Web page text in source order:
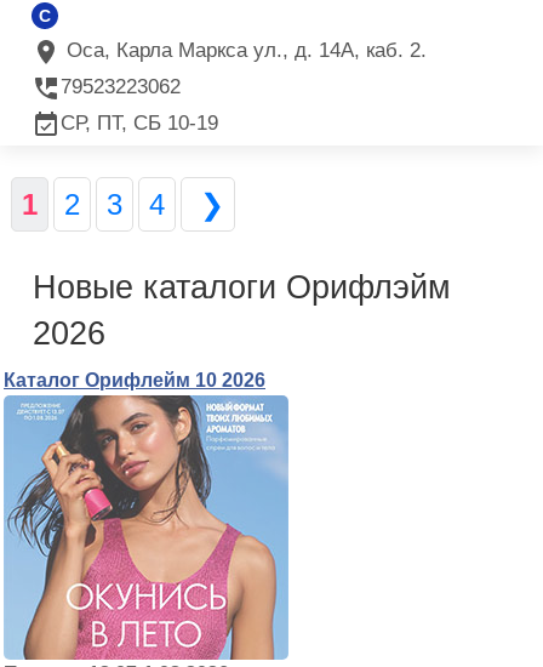
C
Оса, Карла Маркса ул., д. 14А, каб. 2.
79523223062
СР, ПТ, СБ 10-19
1 2 3 4 ❯
Новые каталоги Орифлэйм
2026
Каталог Орифлейм 10 2026